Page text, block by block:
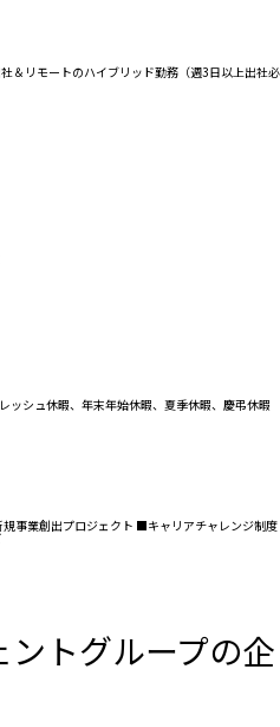
＆リモートのハイブリッド勤務（週3日以上出社必
ッシュ休暇、年末年始休暇、夏季休暇、慶弔休暇
事業創出プロジェクト ■キャリアチャレンジ制度
トグループの企